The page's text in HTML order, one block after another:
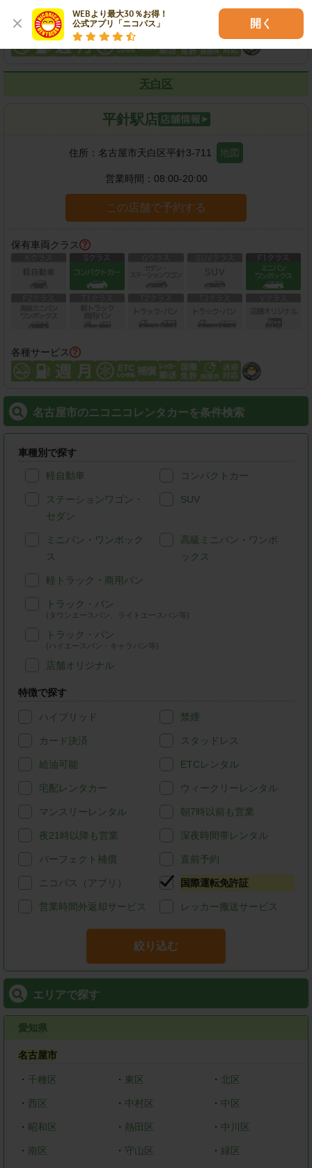
WEBより最大30％お得！
公式アプリ「ニコパス」
開く
各種サービス
天白区
平針駅店
住所： 名古屋市天白区平針3-711 地図
営業時間： 08:00-20:00
この店舗で予約する
保有車両クラス
各種サービス
名古屋市のニコニコレンタカーを条件検索
車種別で探す
軽自動車 コンパクトカー
ステーションワゴン・
セダン
SUV
ミニバン・ワンボック
ス
高級ミニバン・ワンボ
ックス
軽トラック・商用バン
トラック・バン
(タウンエースバン、ライトエースバン等)
トラック・バン
(ハイエースバン・キャラバン等)
店舗オリジナル
特徴で探す
ハイブリッド 禁煙
カード決済 スタッドレス
給油可能 ETCレンタル
宅配レンタカー ウィークリーレンタル
マンスリーレンタル 朝7時以前も営業
夜21時以降も営業 深夜時間帯レンタル
パーフェクト補償 直前予約
ニコパス（アプリ） 国際運転免許証
営業時間外返却サービス レッカー搬送サービス
絞り込む
エリアで探す
愛知県
名古屋市
・ 千種区 ・ 東区 ・ 北区
・ 西区 ・ 中村区 ・ 中区
・ 昭和区 ・ 熱田区 ・ 中川区
・ 南区 ・ 守山区 ・緑区